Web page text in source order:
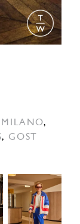
MILANO,
, GOST